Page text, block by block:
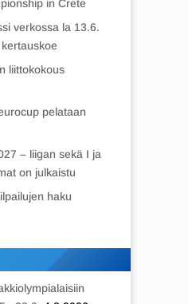
in Crete
verkossa la 13.6.
liittokokous
pelataan
– liigan sekä I ja
on julkaistu
haku